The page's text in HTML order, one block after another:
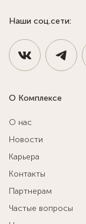
Наши соц.сети:
О Комплексе
О нас
Новости
Карьера
Контакты
Партнерам
Частые вопросы